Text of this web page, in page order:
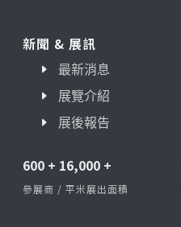
新聞 & 展訊
最新消息
展覽介紹
展後報告
600 + 16,000 +
參展商 / 平米展出面積